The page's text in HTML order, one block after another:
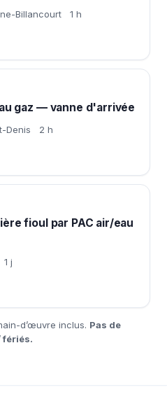
Billancourt 1 h
gaz — vanne d'arrivée
Denis 2 h
fioul par PAC air/eau
1 j
d’œuvre inclus. Pas de
fériés.